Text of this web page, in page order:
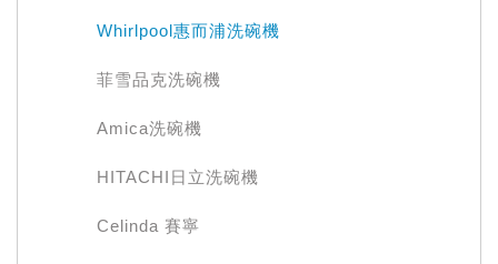
Whirlpool惠而浦洗碗機
菲雪品克洗碗機
Amica洗碗機
HITACHI日立洗碗機
Celinda 賽寧